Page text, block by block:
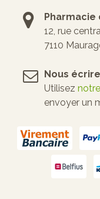
Pharmacie
12, rue
7110
Nous écrire
Utilisez
envoyer un